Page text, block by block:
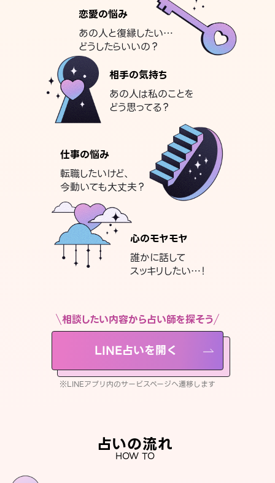
恋愛の悩み
あの人と復縁したい…
どうしたらいいの？
相手の気持ち
あの人は私のことを
どう思ってる？
仕事の悩み
転職したいけど、
今動いても大丈夫？
心のモヤモヤ
誰かに話して
スッキリしたい…！
相談したい内容から占い師を探そう
LINE占いを開く
※LINEアプリ内のサービスページへ遷移します
占いの流れ
HOW TO